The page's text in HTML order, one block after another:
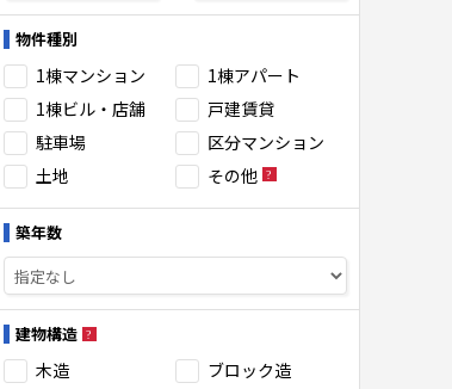
物件種別
1棟マンション
1棟アパート
1棟ビル・店舗
戸建賃貸
駐車場
区分マンション
土地
その他
築年数
建物構造
木造
ブロック造